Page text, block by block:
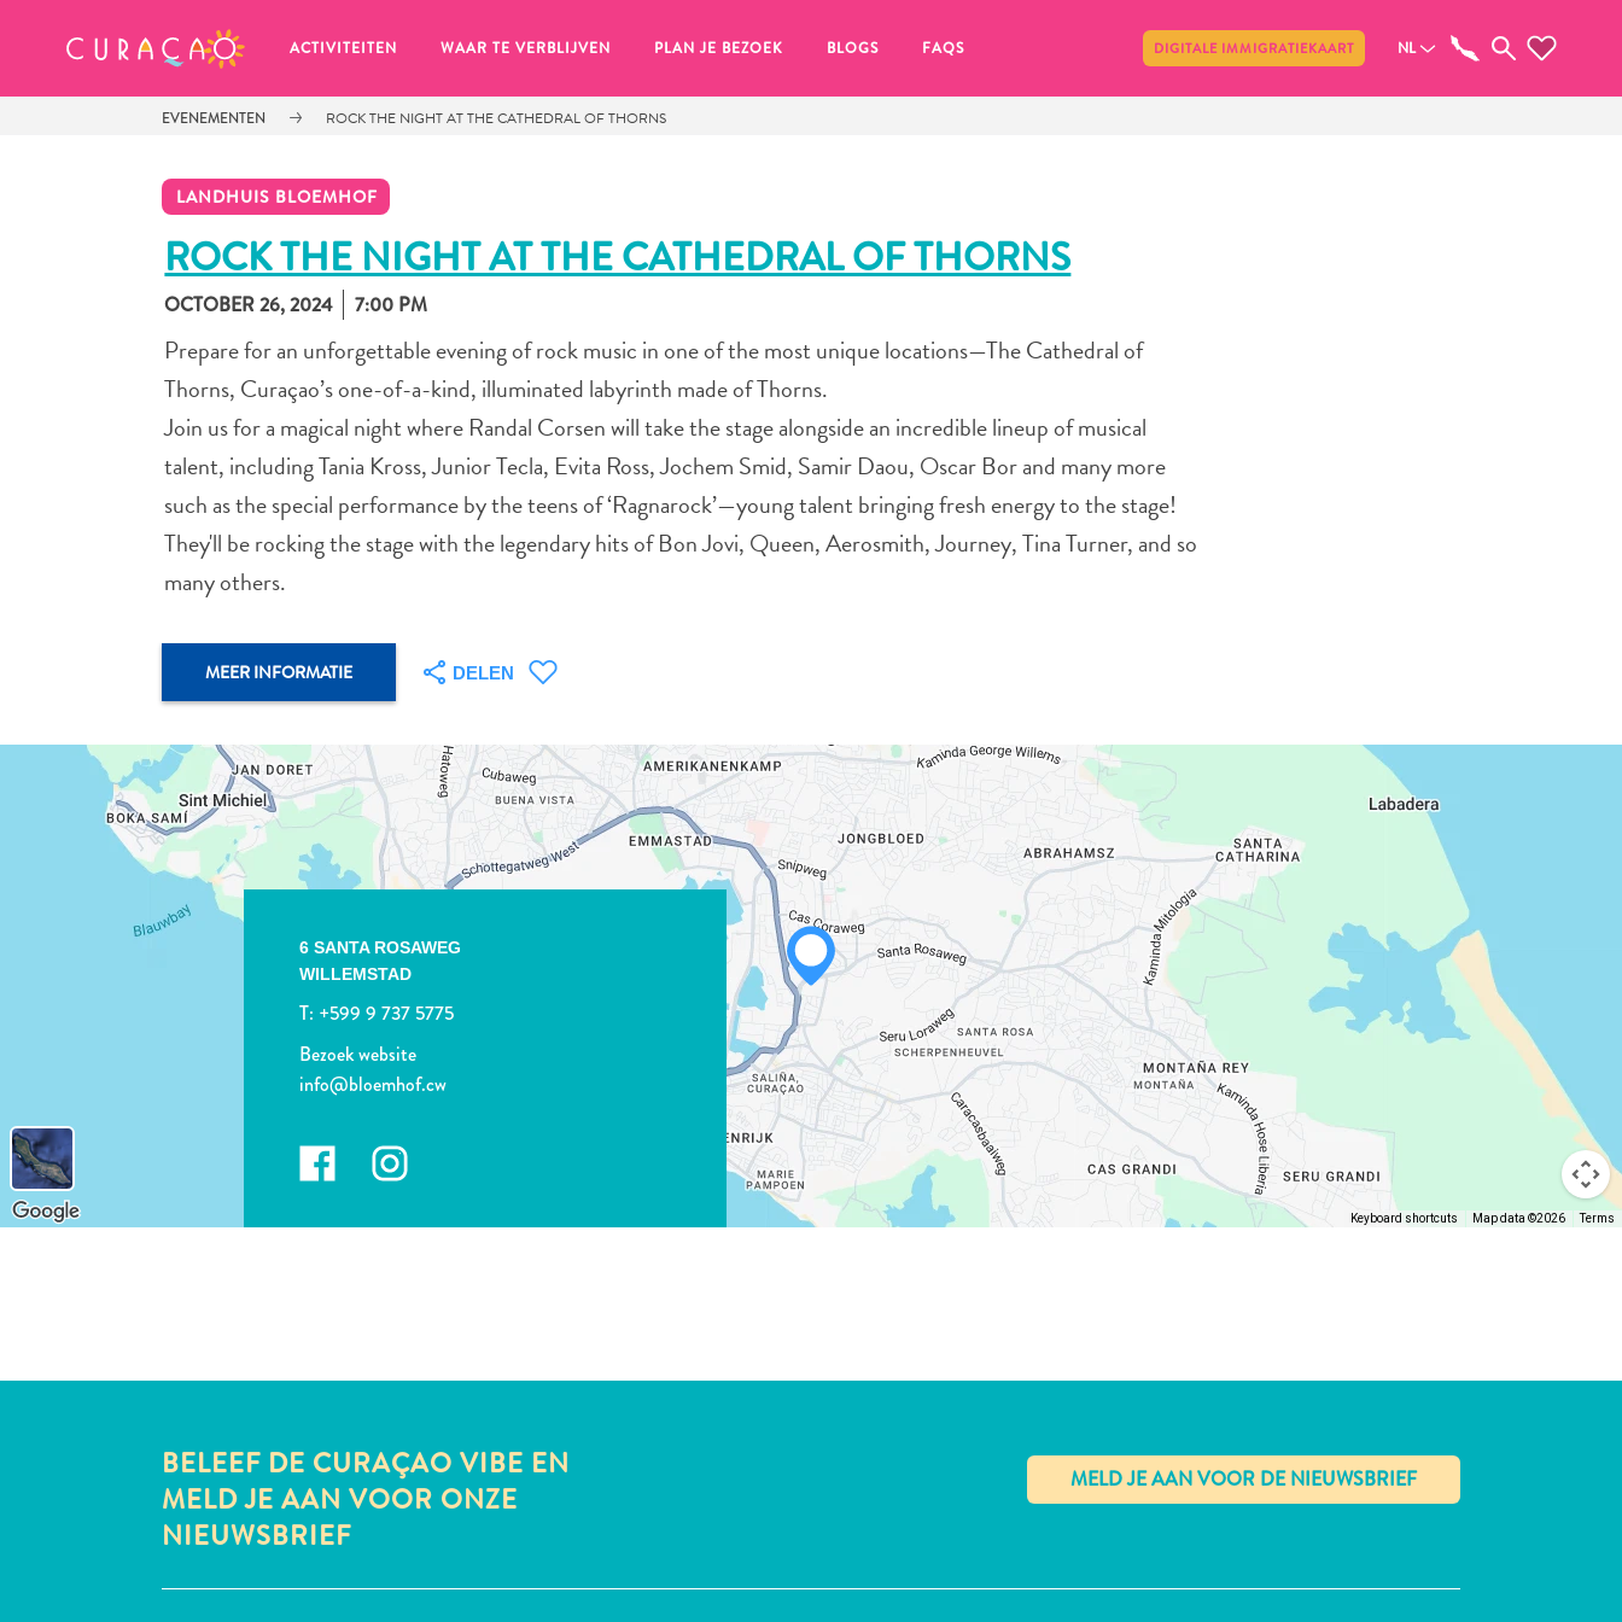
ACTIVITEITEN WAAR TE VERBLIJVEN PLAN JE BEZOEK BLOGS FAQS DIGITALE IMMIGRATIEKAART NL
EVENEMENTEN ROCK THE NIGHT AT THE CATHEDRAL OF THORNS
LANDHUIS BLOEMHOF
ROCK THE NIGHT AT THE CATHEDRAL OF THORNS
OCTOBER 26, 2024 7:00 PM
Prepare for an unforgettable evening of rock music in one of the most unique locations—The Cathedral of
Thorns, Curaçao’s one-of-a-kind, illuminated labyrinth made of Thorns.
Join us for a magical night where Randal Corsen will take the stage alongside an incredible lineup of musical
talent, including Tania Kross, Junior Tecla, Evita Ross, Jochem Smid, Samir Daou, Oscar Bor and many more
such as the special performance by the teens of ‘Ragnarock’—young talent bringing fresh energy to the stage!
They'll be rocking the stage with the legendary hits of Bon Jovi, Queen, Aerosmith, Journey, Tina Turner, and so
many others.
MEER INFORMATIE DELEN
WHATSAPP
FACEBOOK
LINK KOPIËREN
6 SANTA ROSAWEG
WILLEMSTAD
T: +599 9 737 5775
Bezoek website
info@bloemhof.cw
Keyboard shortcuts Map data ©2026 Terms
BELEEF DE CURAÇAO VIBE EN
MELD JE AAN VOOR ONZE
NIEUWSBRIEF
✕
MIJN FAVORIETEN Delen
Zo te zien heb je nog geen
Wanneer je iets op wil slaan om later nog eens te bekijken, klik op het
LINK KOPIËREN